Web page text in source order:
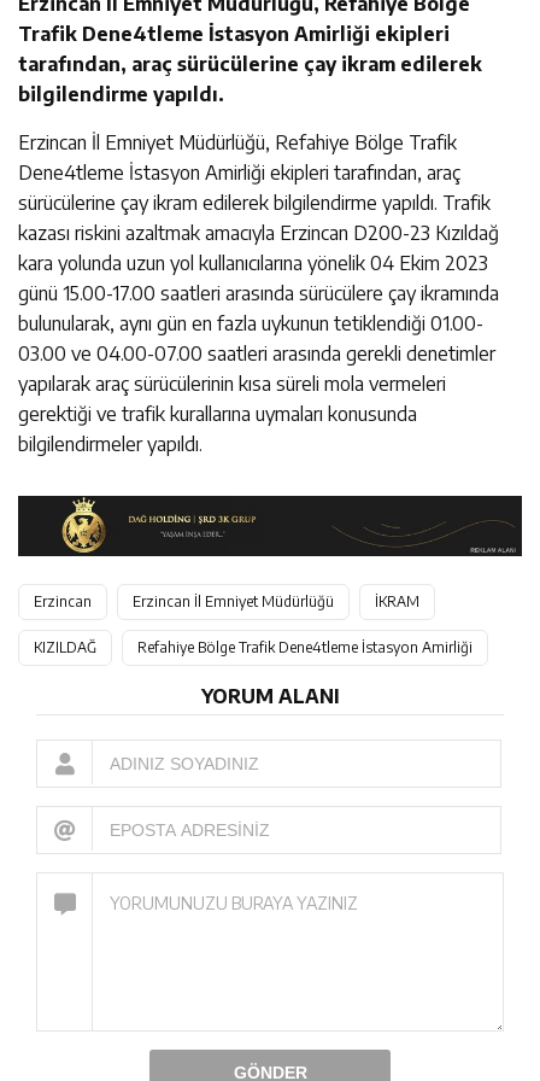
Trafik Dene4tleme İstasyon Amirliği ekipleri
tarafından, araç sürücülerine çay ikram edilerek
bilgilendirme yapıldı.
Erzincan İl Emniyet Müdürlüğü, Refahiye Bölge Trafik
Dene4tleme İstasyon Amirliği ekipleri tarafından, araç
sürücülerine çay ikram edilerek bilgilendirme yapıldı. Trafik
kazası riskini azaltmak amacıyla Erzincan D200-23 Kızıldağ
kara yolunda uzun yol kullanıcılarına yönelik 04 Ekim 2023
günü 15.00-17.00 saatleri arasında sürücülere çay ikramında
bulunularak, aynı gün en fazla uykunun tetiklendiği 01.00-
03.00 ve 04.00-07.00 saatleri arasında gerekli denetimler
yapılarak araç sürücülerinin kısa süreli mola vermeleri
gerektiği ve trafik kurallarına uymaları konusunda
bilgilendirmeler yapıldı.
Erzincan Erzincan İl Emniyet Müdürlüğü İKRAM
KIZILDAĞ Refahiye Bölge Trafik Dene4tleme İstasyon Amirliği
YORUM ALANI
GÖNDER